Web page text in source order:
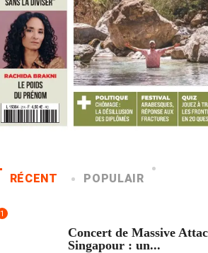
RÉCENT POPULAIR
1
Concert de Massive
Singapour : un...